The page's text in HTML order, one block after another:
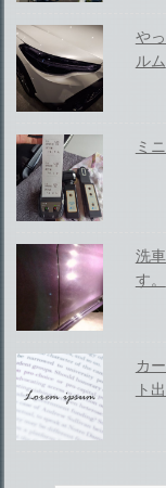
や
ルム
ミ
洗
す。
カ
ト